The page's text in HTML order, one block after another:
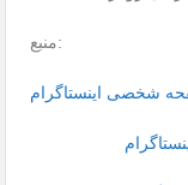
منبع:
شخصی اینستاگرام